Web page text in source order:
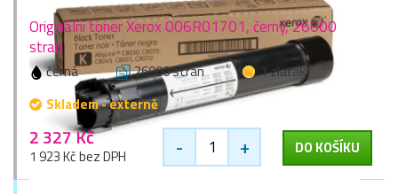
Originální toner Xerox 006R01701, černý, 26000
stran
černá 26000 stran
1 zlaťák
Skladem - externě
2 327 Kč
1 923 Kč bez DPH - + DO KOŠÍKU